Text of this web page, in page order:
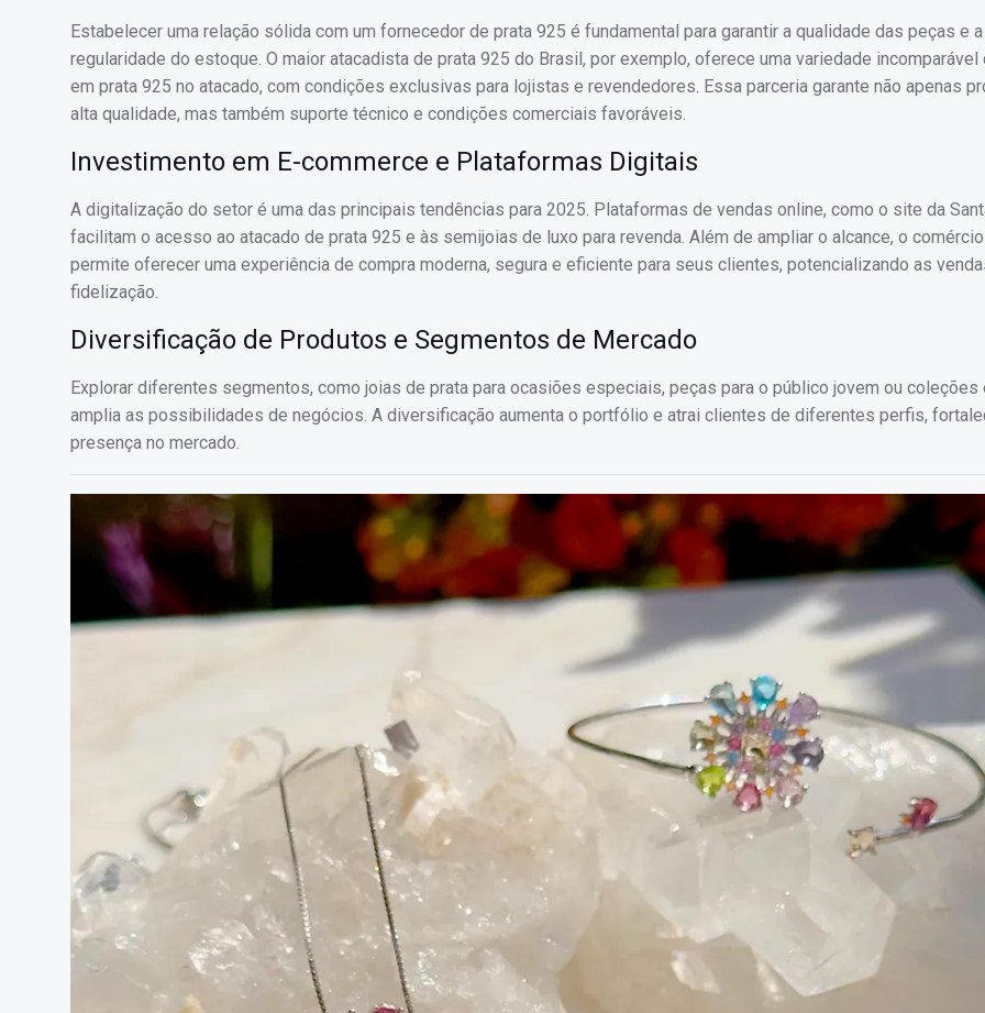
Estabelecer uma relação sólida com um fornecedor de prata 925 é fundamental para garantir a qualidade das peças e a
regularidade do estoque. O maior atacadista de prata 925 do Brasil, por exemplo, oferece uma variedade incomparável
em prata 925 no atacado, com condições exclusivas para lojistas e revendedores. Essa parceria garante não apenas
alta qualidade, mas também suporte técnico e condições comerciais favoráveis.
Investimento em E-commerce e Plataformas Digitais
A digitalização do setor é uma das principais tendências para 2025. Plataformas de vendas online, como o site da
facilitam o acesso ao atacado de prata 925 e às semijoias de luxo para revenda. Além de ampliar o alcance, o
permite oferecer uma experiência de compra moderna, segura e eficiente para seus clientes, potencializando as
fidelização.
Diversificação de Produtos e Segmentos de Mercado
Explorar diferentes segmentos, como joias de prata para ocasiões especiais, peças para o público jovem ou coleções
amplia as possibilidades de negócios. A diversificação aumenta o portfólio e atrai clientes de diferentes perfis,
presença no mercado.